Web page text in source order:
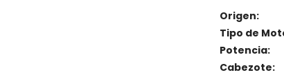
Origen:
Tipo de
Potencia:
Cabezote: